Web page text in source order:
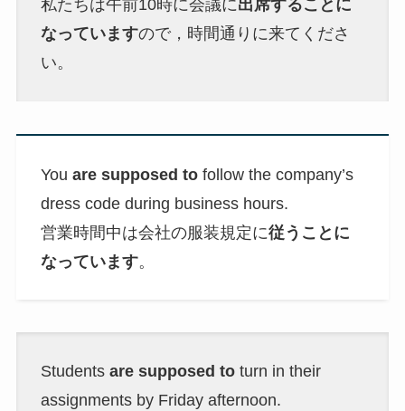
私たちは午前10時に会議に出席することに
なっていますので，時間通りに来てくださ
い。
You are supposed tofollow the company’s
dress code during business hours.
営業時間中は会社の服装規定に従うことに
なっています。
Students are supposed toturn in their
assignments by Friday afternoon.